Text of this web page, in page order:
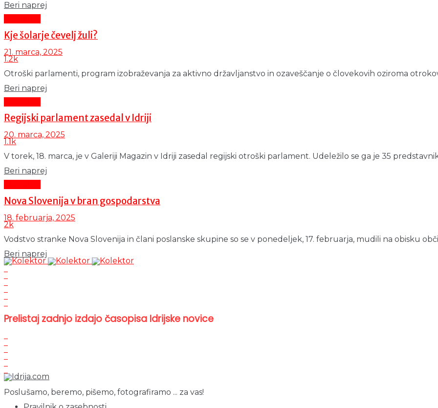
Beri naprej
Kje šolarje čevelj žuli?
21. marca, 2025
1.2k
Otroški parlamenti, program izobraževanja za aktivno državljanstvo in ozaveščanje o človekovih oziroma
Beri naprej
Regijski parlament zasedal v Idriji
20. marca, 2025
1.1k
V torek, 18. marca, je v Galeriji Magazin v Idriji zasedal regijski otroški parlament. Udeležilo se ga je 35
Beri naprej
Nova Slovenija v bran gospodarstva
18. februarja, 2025
2k
Vodstvo stranke Nova Slovenija in člani poslanske skupine so se v ponedeljek, 17. februarja, mudili na obisku
Beri naprej
Prelistaj zadnjo izdajo časopisa Idrijske novice
Poslušamo, beremo, pišemo, fotografiramo ... za vas!